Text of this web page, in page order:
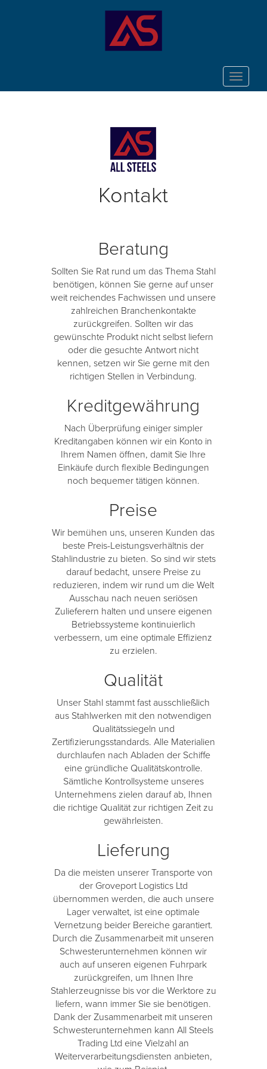
Toggle
Kontakt
Beratung
Sollten Sie Rat rund um das Thema Stahl
benötigen, können Sie gerne auf unser
weit reichendes Fachwissen und unsere
zahlreichen Branchenkontakte
zurückgreifen. Sollten wir das
gewünschte Produkt nicht selbst liefern
oder die gesuchte Antwort nicht
kennen, setzen wir Sie gerne mit den
richtigen Stellen in Verbindung.
Kreditgewährung
Nach Überprüfung einiger simpler
Kreditangaben können wir ein Konto in
Ihrem Namen öffnen, damit Sie Ihre
Einkäufe durch flexible Bedingungen
noch bequemer tätigen können.
Preise
Wir bemühen uns, unseren Kunden das
beste Preis-Leistungsverhältnis der
Stahlindustrie zu bieten. So sind wir stets
darauf bedacht, unsere Preise zu
reduzieren, indem wir rund um die Welt
Ausschau nach neuen seriösen
Zulieferern halten und unsere eigenen
Betriebssysteme kontinuierlich
verbessern, um eine optimale Effizienz
zu erzielen.
Qualität
Unser Stahl stammt fast ausschließlich
aus Stahlwerken mit den notwendigen
Qualitätssiegeln und
Zertifizierungsstandards. Alle Materialien
durchlaufen nach Abladen der Schiffe
eine gründliche Qualitätskontrolle.
Sämtliche Kontrollsysteme unseres
Unternehmens zielen darauf ab, Ihnen
die richtige Qualität zur richtigen Zeit zu
gewährleisten.
Lieferung
Da die meisten unserer Transporte von
der Groveport Logistics Ltd
übernommen werden, die auch unsere
Lager verwaltet, ist eine optimale
Vernetzung beider Bereiche garantiert.
Durch die Zusammenarbeit mit unseren
Schwesterunternehmen können wir
auch auf unseren eigenen Fuhrpark
zurückgreifen, um Ihnen Ihre
Stahlerzeugnisse bis vor die Werktore zu
liefern, wann immer Sie sie benötigen.
Dank der Zusammenarbeit mit unseren
Schwesterunternehmen kann All Steels
Trading Ltd eine Vielzahl an
Weiterverarbeitungsdiensten anbieten,